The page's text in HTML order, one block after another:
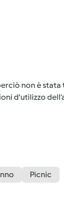
non è
d'utilizzo
Picnic